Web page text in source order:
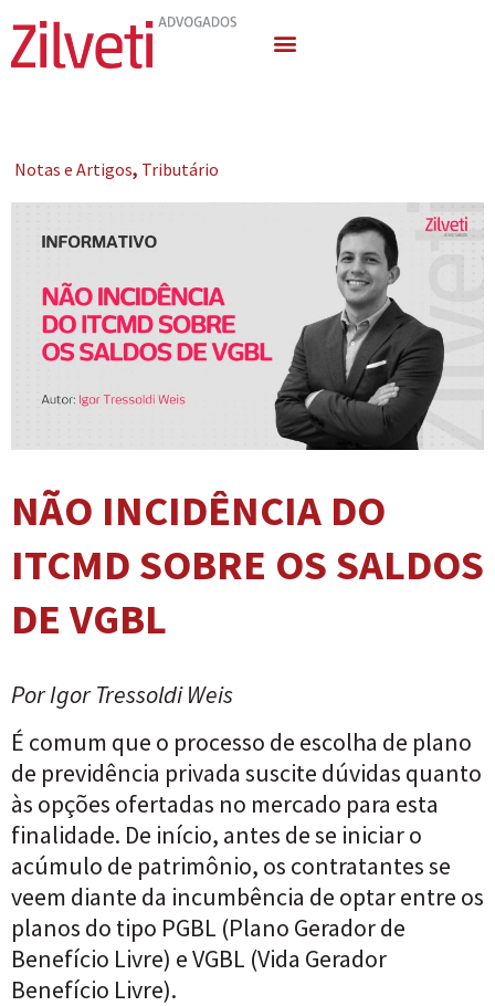
Notas e Artigos, Tributário
NÃO INCIDÊNCIA DO
ITCMD SOBRE OS SALDOS
DE VGBL
Por Igor Tressoldi Weis
É comum que o processo de escolha de plano
de previdência privada suscite dúvidas quanto
às opções ofertadas no mercado para esta
finalidade. De início, antes de se iniciar o
acúmulo de patrimônio, os contratantes se
veem diante da incumbência de optar entre os
planos do tipo PGBL (Plano Gerador de
Benefício Livre) e VGBL (Vida Gerador
Benefício Livre).